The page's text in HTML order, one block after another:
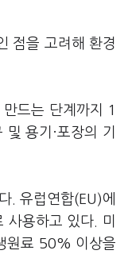
점을 고려해 환경
드는 단계까지 1
용기·포장의 기
. 유럽연합(EU)에
용하고 있다. 미
원료 50% 이상을